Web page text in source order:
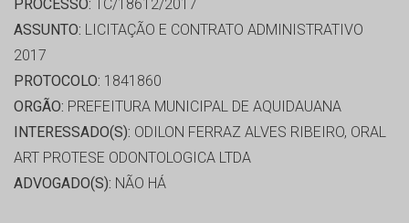
PROCESSO: TC/18612/2017
ASSUNTO: LICITAÇÃO E CONTRATO ADMINISTRATIVO
2017
PROTOCOLO: 1841860
ORGÃO: PREFEITURA MUNICIPAL DE AQUIDAUANA
INTERESSADO(S): ODILON FERRAZ ALVES RIBEIRO, ORAL
ART PROTESE ODONTOLOGICA LTDA
ADVOGADO(S): NÃO HÁ